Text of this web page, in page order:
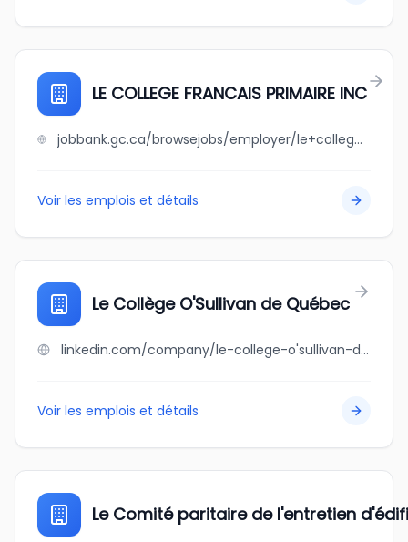
LE COLLEGE FRANCAIS PRIMAIRE INC
jobbank.gc.ca/browsejobs/employer/le+college+francais+primaire++inc/ca
Voir les emplois et détails
Le Collège O'Sullivan de Québec
linkedin.com/company/le-college-o'sullivan-de-quebec
Voir les emplois et détails
Le Comité paritaire de l'entretien